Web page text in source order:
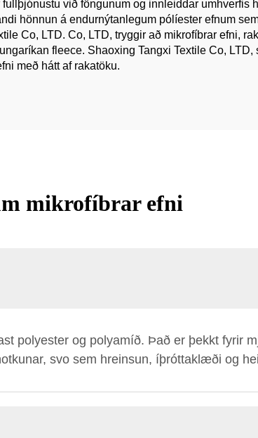
við föngunum og innleiddar umhverfis
hönnun á endurnýtanlegum pólíester efnum
Co, LTD. Co, LTD, tryggir að mikrofíbrar efni,
fleece. Shaoxing Tangxi Textile Co, LTD,
með hátt af rakatöku.
mikrofíbrar efni
polyester og polyamíð. Það er þekkt fyrir
svo sem hreinsun, íþróttaklæði og